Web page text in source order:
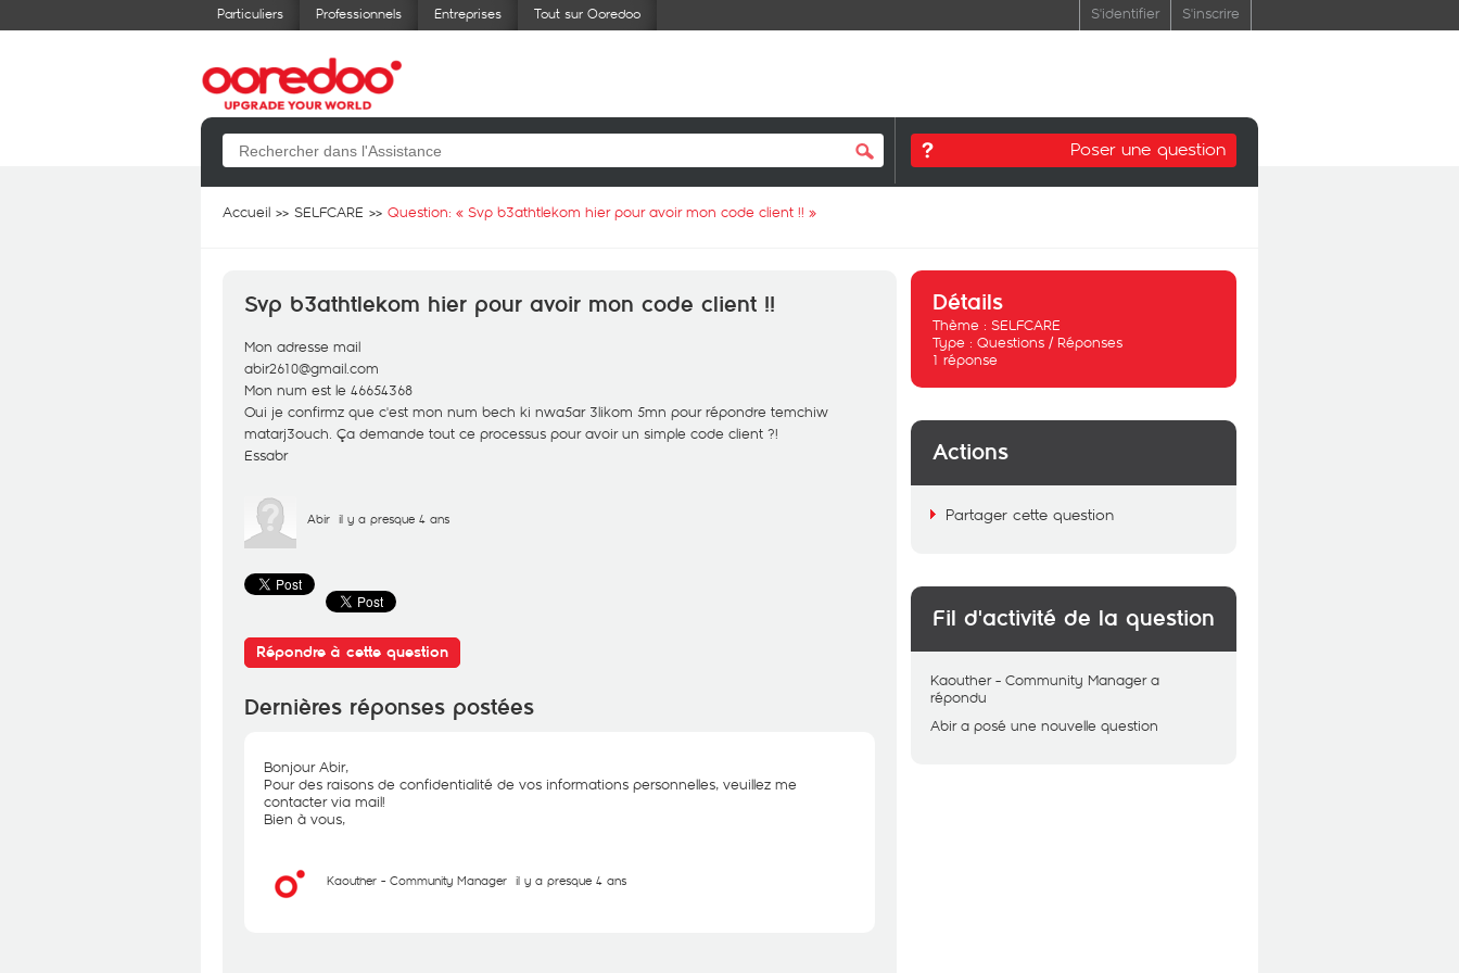
Particuliers Professionnels Entreprises Tout sur Ooredoo S'identifier S'inscrire
Poser une question
Accueil SELFCARE Question: « Svp b3athtlekom hier pour avoir mon code client !! »
Svp b3athtlekom hier pour avoir mon code client !!
Mon adresse mail
abir2610@gmail.com
Mon num est le 46654368
Oui je confirmz que c'est mon num bech ki nwa5ar 3likom 5mn pour répondre temchiw
matarj3ouch. Ça demande tout ce processus pour avoir un simple code client ?!
Essabr
Abir il y a presque 4 ans
Répondre à cette question
Dernières réponses postées
Bonjour Abir,
Pour des raisons de confidentialité de vos informations personnelles, veuillez me
contacter via mail!
Bien à vous,
Kaouther - Community Manager il y a presque 4 ans
Détails
Thème : SELFCARE
Type : Questions / Réponses
1 réponse
Actions
Partager cette question
Fil d'activité de la question
Kaouther - Community Manager a
répondu
Abir a posé une nouvelle question